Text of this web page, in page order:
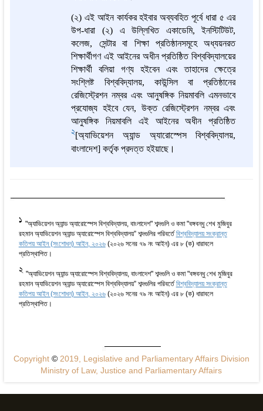
(২)এই আইন কার্যকর হইবার অব্যবহিত পূর্বে ধারা ৫ এর
উপ-ধারা (২)
এ উল্লিখিত একাডেমি, ইনস্টিটিউট,
কলেজ, সেন্টার বা শিক্ষা প্রতিষ্ঠানসমূহে
অধ্যয়নরত
শিক্ষার্থীগণএই আইনের অধীন প্রতিষ্ঠিতবিশ্ববিদ্যালয়ের
শিক্ষার্থী বলিয়া গণ্য হইবেন এবং তাহাদের ক্ষেত্রে
সংশ্লিষ্ট বিশ্ববিদ্যালয়, কাউন্সিল বা প্রতিষ্ঠানের
রেজিস্ট্রেশন নম্বর এবং আনুষঙ্গিক নিয়মাবলিএমনভাবে
প্রযোজ্য হইবে যেন, উক্ত রেজিস্ট্রেশন নম্বর এবং
আনুষঙ্গিক নিয়মাবলি এই আইনের অধীন প্রতিষ্ঠিত
2[অ্যাভিয়েশন অ্যান্ড অ্যারোস্পেস বিশ্ববিদ্যালয়,
বাংলাদেশ]কর্তৃক প্রদত্ত হইয়াছে।
1 "অ্যাভিয়েশন অ্যান্ড অ্যারোস্পেস বিশ্ববিদ্যালয়, বাংলাদেশ" শব্দগুলি ও কমা "বঙ্গবন্ধু শেখ মুজিবুর
রহমান অ্যাভিয়েশন অ্যান্ড অ্যারোস্পেস বিশ্ববিদ্যালয়” শব্দগুলির পরিবর্তেবিশ্ববিদ্যালয় সংক্রান্ত
কতিপয় আইন (সংশোধন) আইন, ২০২৬(২০২৬ সনের ৭৯ নং আইন) এর ৮ (ক) ধারাবলে
প্রতিস্থাপিত।
2 "অ্যাভিয়েশন অ্যান্ড অ্যারোস্পেস বিশ্ববিদ্যালয়, বাংলাদেশ" শব্দগুলি ও কমা "বঙ্গবন্ধু শেখ মুজিবুর
রহমান অ্যাভিয়েশন অ্যান্ড অ্যারোস্পেস বিশ্ববিদ্যালয়” শব্দগুলির পরিবর্তেবিশ্ববিদ্যালয় সংক্রান্ত
কতিপয় আইন (সংশোধন) আইন, ২০২৬(২০২৬ সনের ৭৯ নং আইন) এর ৮ (ক) ধারাবলে
প্রতিস্থাপিত।
Copyright ©2019, Legislative and Parliamentary Affairs Division
Ministry of Law, Justice and Parliamentary Affairs